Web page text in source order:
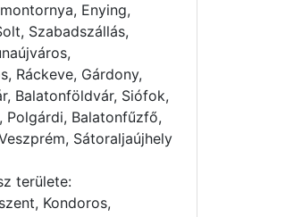
Enying,
Szabadszállás,
Ráckeve, Gárdony,
Balatonföldvár, Siófok,
Polgárdi, Balatonfűzfő,
Sátoraljaújhely
területe:
Kondoros,